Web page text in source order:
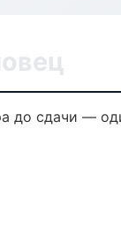
до сдачи —